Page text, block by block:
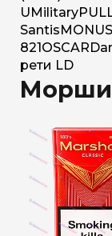
U Military
Santis MONUS
821 OSCAR
рети LD